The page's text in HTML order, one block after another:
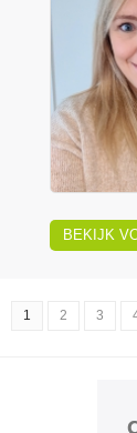
BEKIJK
1 2 3